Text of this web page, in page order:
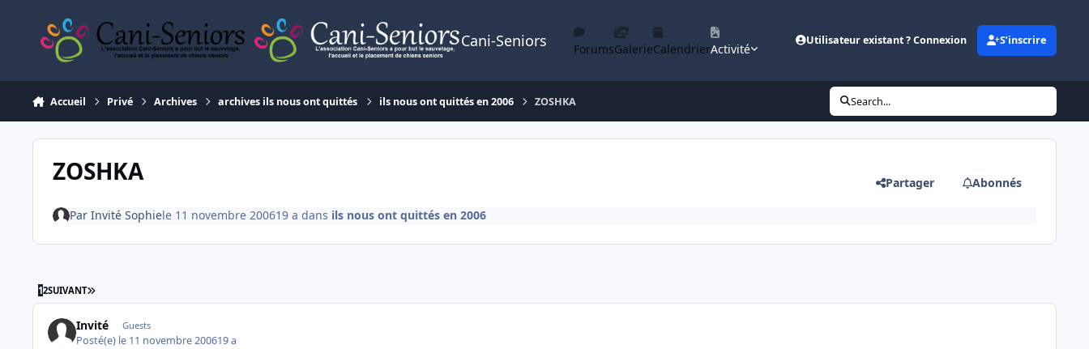
Cani-Seniors ForumsGalerieCalendrierActivité
Utilisateur existant ? Connexion S’inscrire
Accueil Privé Archives archives ils nous ont quittés ils nous ont quittés en 2006 ZOSHKA Search...
ZOSHKA Partager Abonnés
Par Invité Sophiele 11 novembre 200619 a dans ils nous ont quittés en 2006
12SUIVANT DERNIÈRE PAGE
Invité Guests
Posté(e) le 11 novembre 200619 a